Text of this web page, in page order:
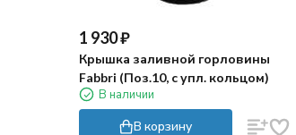
1 930₽
Крышка заливной горловины
Fabbri (Поз.10, с упл. кольцом)
В наличии
В корзину